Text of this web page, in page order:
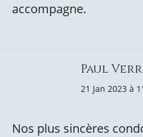
accompagne.
Paul
21 Jan 2023 à
Nos plus sincères